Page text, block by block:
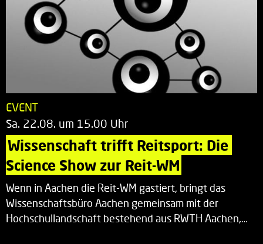
EVENT
Sa. 22.08. um 15.00 Uhr
Wissenschaft trifft Reitsport: Die
Science Show zur Reit-WM
Wenn in Aachen die Reit-WM gastiert, bringt das
Wissenschaftsbüro Aachen gemeinsam mit der
Hochschullandschaft bestehend aus RWTH Aachen,…